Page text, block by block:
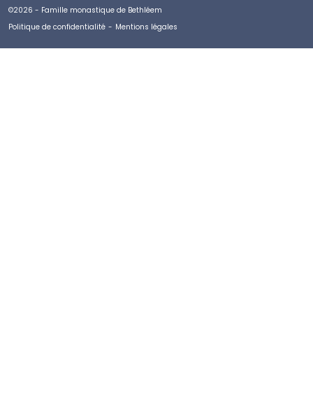
©2026 - Famille monastique de Bethléem
Politique de confidentialité - Mentions légales